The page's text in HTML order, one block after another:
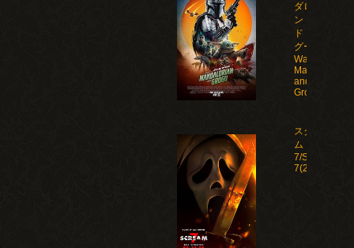
ダロリア
ン・アン
ド・グロー
グー/Star
Wars: The
Mandalorian
and
Grogu(2026)
スクリー
ム
7/Scream
7(2026)